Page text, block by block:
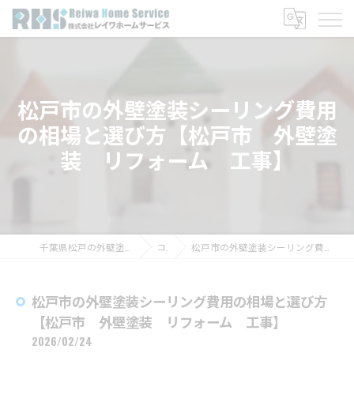
松戸市の外壁塗装シーリング費用
の相場と選び方【松戸市 外壁塗
装 リフォーム 工事】
コラム 松戸市の外壁塗装シーリング費用の相場と選び方【松戸市 外壁塗装 リフォーム 工事】
松戸市の外壁塗装シーリング費用の相場と選び方
【松戸市 外壁塗装 リフォーム 工事】
2026/02/24